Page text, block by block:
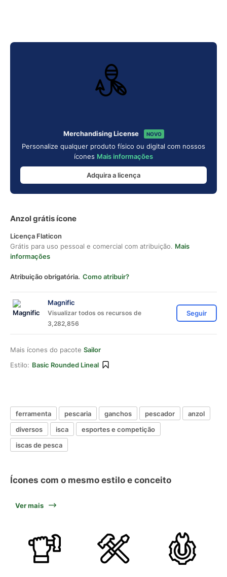
Merchandising License NOVO
Personalize qualquer produto físico ou digital com nossos
ícones Mais informações
Adquira a licença
Anzol grátis ícone
Licença Flaticon
Grátis para uso pessoal e comercial com atribuição. Mais
informações
Atribuição obrigatória. Como atribuir?
Magnific
Visualizar todos os recursos de
3,282,856
Seguir
Mais ícones do pacote Sailor
Estilo: Basic Rounded Lineal
ferramenta pescaria ganchos pescador
anzol
diversos
isca
esportes e competição
iscas de pesca
Ícones com o mesmo estilo e conceito
Ver mais